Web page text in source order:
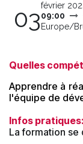
03février
09:00
Europe/
Quelles
Apprendre à
l'équipe de
Infos pratiques:
La formation se